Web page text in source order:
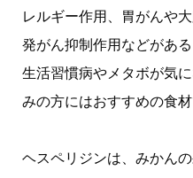
レルギー作用、胃がんや
発がん抑制作用などがある
生活習慣病やメタボが気
みの方にはおすすめの食材
ヘスペリジンは、みかん